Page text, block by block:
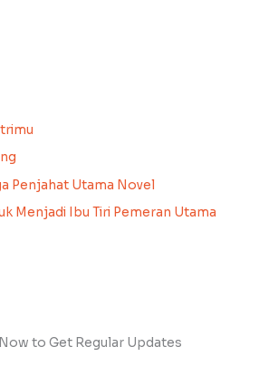
Penjahat Utama Novel
Menjadi Ibu Tiri Pemeran Utama
to Get Regular Updates